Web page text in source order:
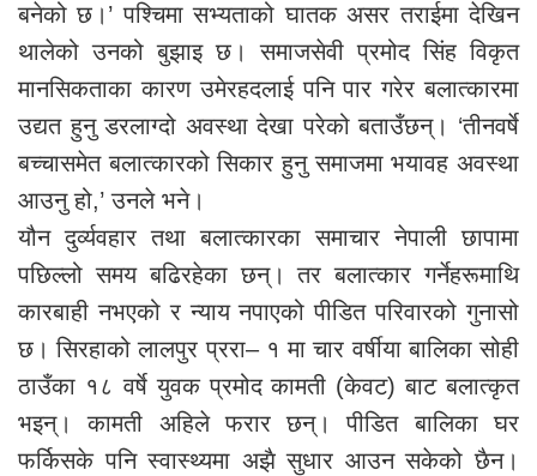
बनेको छ।’ पश्चिमा सभ्यताको घातक असर तराईमा देखिन
थालेको उनको बुझाइ छ। समाजसेवी प्रमोद सिंह विकृत
मानसिकताका कारण उमेरहदलाई पनि पार गरेर बलात्कारमा
उद्यत हुनु डरलाग्दो अवस्था देखा परेको बताउँछन्। ‘तीनवर्षे
बच्चासमेत बलात्कारको सिकार हुनु समाजमा भयावह अवस्था
आउनु हो,’ उनले भने।
यौन दुर्व्यवहार तथा बलात्कारका समाचार नेपाली छापामा
पछिल्लो समय बढिरहेका छन्। तर बलात्कार गर्नेहरूमाथि
कारबाही नभएको र न्याय नपाएको पीडित परिवारको गुनासो
छ। सिरहाको लालपुर प्ररा– १ मा चार वर्षीया बालिका सोही
ठाउँका १८ वर्षे युवक प्रमोद कामती (केवट) बाट बलात्कृत
भइन्। कामती अहिले फरार छन्। पीडित बालिका घर
फर्किसके पनि स्वास्थ्यमा अझै सुधार आउन सकेको छैन।